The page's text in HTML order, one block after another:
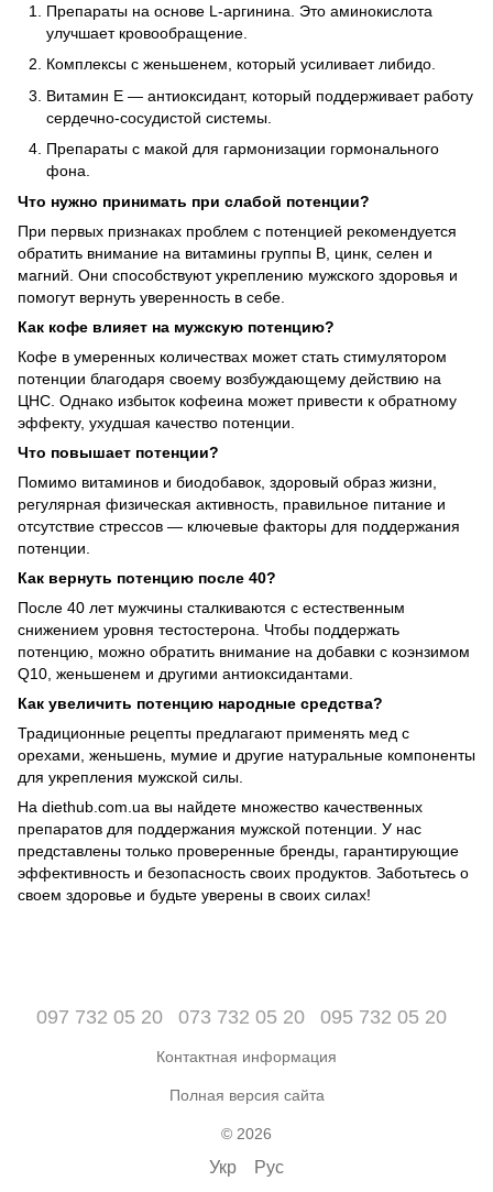
Препараты на основе L-аргинина. Это аминокислота
улучшает кровообращение.
Комплексы с женьшенем, который усиливает либидо.
Витамин Е — антиоксидант, который поддерживает работу
сердечно-сосудистой системы.
Препараты с макой для гармонизации гормонального
фона.
Что нужно принимать при слабой потенции?
При первых признаках проблем с потенцией рекомендуется
обратить внимание на витамины группы В, цинк, селен и
магний. Они способствуют укреплению мужского здоровья и
помогут вернуть уверенность в себе.
Как кофе влияет на мужскую потенцию?
Кофе в умеренных количествах может стать стимулятором
потенции благодаря своему возбуждающему действию на
ЦНС. Однако избыток кофеина может привести к обратному
эффекту, ухудшая качество потенции.
Что повышает потенции?
Помимо витаминов и биодобавок, здоровый образ жизни,
регулярная физическая активность, правильное питание и
отсутствие стрессов — ключевые факторы для поддержания
потенции.
Как вернуть потенцию после 40?
После 40 лет мужчины сталкиваются с естественным
снижением уровня тестостерона. Чтобы поддержать
потенцию, можно обратить внимание на добавки с коэнзимом
Q10, женьшенем и другими антиоксидантами.
Как увеличить потенцию народные средства?
Традиционные рецепты предлагают применять мед с
орехами, женьшень, мумие и другие натуральные компоненты
для укрепления мужской силы.
На diethub.com.ua вы найдете множество качественных
препаратов для поддержания мужской потенции. У нас
представлены только проверенные бренды, гарантирующие
эффективность и безопасность своих продуктов. Заботьтесь о
своем здоровье и будьте уверены в своих силах!
097 732 05 20 073 732 05 20 095 732 05 20
Контактная информация
Полная версия сайта
© 2026
Укр Рус